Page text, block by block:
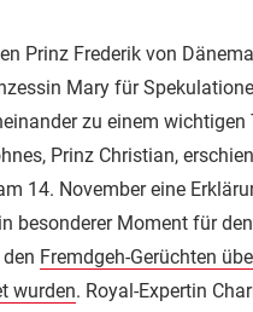
Prinz Frederik von
Mary für
zu einem wichtigen
Prinz Christian,
14. November eine
besonderer Moment für
Fremdgeh-Gerüchten
wurden. Royal-Expertin